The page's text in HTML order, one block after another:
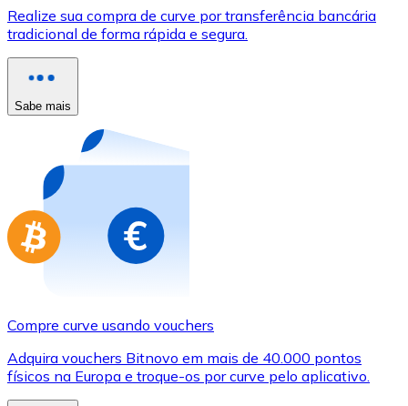
Use cartões Visa e Mastercard para comprar
Comprar com cartão
Compre cartões-presente das suas marcas favoritas
Ir para a loja de cartões-presente
Realize sua compra de curve por transferência bancária
tradicional de forma rápida e segura.
Sabe mais
Compre curve usando vouchers
Adquira vouchers Bitnovo em mais de 40.000 pontos
físicos na Europa e troque-os por curve pelo aplicativo.